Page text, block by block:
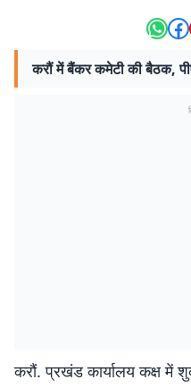
करौं में बैंकर कमेटी की बैठक,
करौं. प्रखंड कार्यालय कक्ष में